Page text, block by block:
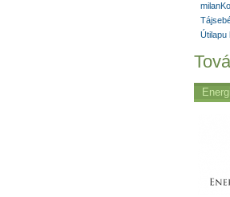
Útilapu